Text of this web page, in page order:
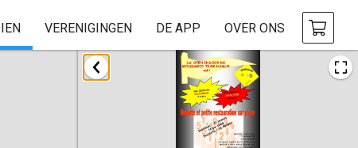
VERENIGINGEN DE APP OVER ONS
januari 2019
New Year's Throw Mölkky
Tsjechië